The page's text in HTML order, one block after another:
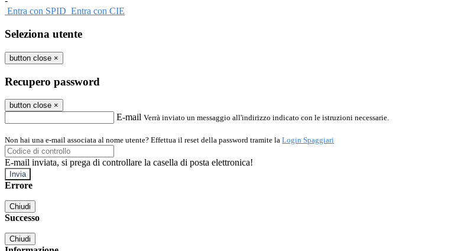
Entra con SPID Entra con CIE
Seleziona utente
button close ×
Recupero password
button close ×
E-mail Verrà inviato un messaggio all'indirizzo indicato con le istruzioni necessarie.
Non hai una e-mail associata al nome utente? Effettua il reset della password tramite la Login Spaggiari
E-mail inviata, si prega di controllare la casella di posta elettronica!
Errore
Chiudi
Successo
Chiudi